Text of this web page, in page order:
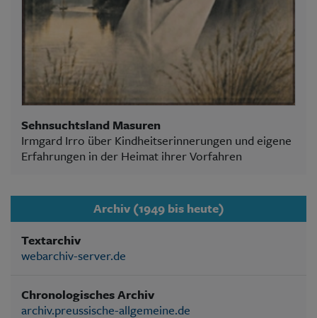
Sehnsuchtsland Masuren
Irmgard Irro über Kindheitserinnerungen und eigene
Erfahrungen in der Heimat ihrer Vorfahren
Archiv (1949 bis heute)
Textarchiv
webarchiv-server.de
Chronologisches Archiv
archiv.preussische-allgemeine.de